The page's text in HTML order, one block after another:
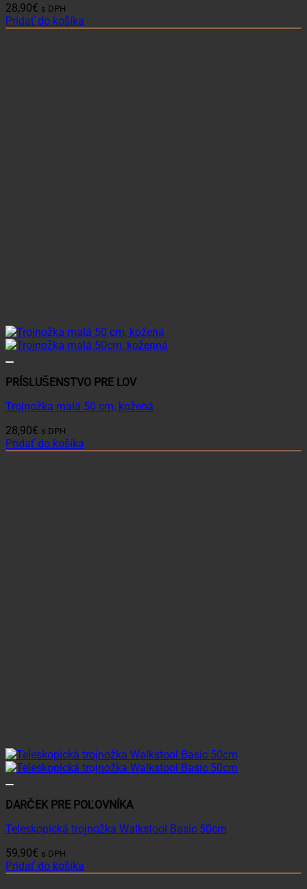
28,90€ s DPH
Pridať do košíka
PRÍSLUŠENSTVO PRE LOV
Trojnožka malá 50 cm, kožená
28,90€ s DPH
Pridať do košíka
DARČEK PRE POĽOVNÍKA
Teleskopická trojnožka Walkstool Basic 50cm
59,90€ s DPH
Pridať do košíka